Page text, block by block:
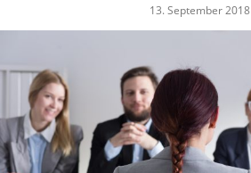
13. September 2018